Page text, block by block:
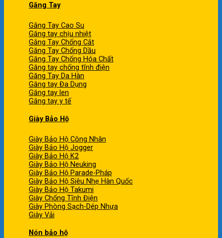
Găng Tay
Găng Tay Cao Su
Găng tay chịu nhiệt
Găng Tay Chống Cắt
Găng Tay Chống Dầu
Găng Tay Chống Hóa Chất
Găng tay chống tĩnh điện
Găng Tay Da Hàn
Găng tay Đa Dụng
Găng tay len
Găng tay y tế
Giày Bảo Hộ
Giày Bảo Hộ Công Nhân
Giày Bảo Hộ Jogger
Giày Bảo Hộ K2
Giày Bảo Hộ Neuking
Giày Bảo Hộ Parade-Pháp
Giày Bảo Hộ Siêu Nhẹ Hàn Quốc
Giày Bảo Hộ Takumi
Giày Chống Tĩnh Điện
Giày Phòng Sạch-Dép Nhựa
Giày Vải
Nón bảo hộ